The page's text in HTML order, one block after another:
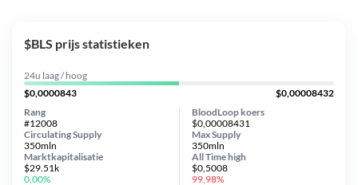
$BLS prijs statistieken
24u laag / hoog
$0,0000843
$0,00008432
BloodLoop koers
$0,00008431
Circulating Supply
350mln
Max Supply
350mln
Marktkapitalisatie
$29.51k
0,00%
Rang
#12008
All Timehigh
$0,5008
99,98%